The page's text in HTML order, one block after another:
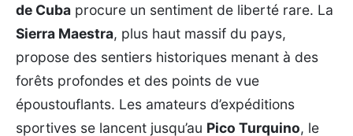
de Cuba procure un sentiment de liberté rare. La
Sierra Maestra, plus haut massif du pays,
propose des sentiers historiques menant à des
forêts profondes et des points de vue
époustouflants. Les amateurs d’expéditions
sportives se lancent jusqu’au Pico Turquino, le